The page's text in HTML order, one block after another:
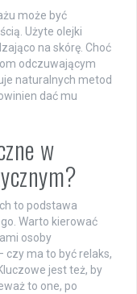
może być
Użyte olejki
na skórę. Choć
odczuwającym
naturalnych metod
dać mu
w
to podstawa
Warto kierować
osoby
czy ma to być relaks,
jest też, by
to one, po